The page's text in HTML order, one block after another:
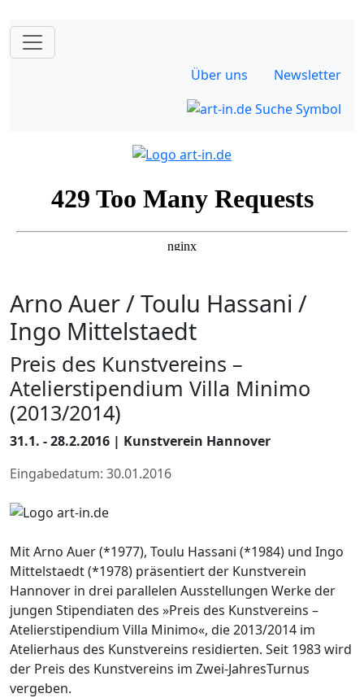
Über uns Newsletter
Arno Auer / Toulu Hassani /
Ingo Mittelstaedt
Preis des Kunstvereins –
Atelierstipendium Villa Minimo
(2013/2014)
31.1. - 28.2.2016 | Kunstverein Hannover
Eingabedatum: 30.01.2016
Mit Arno Auer (*1977), Toulu Hassani (*1984) und Ingo
Mittelstaedt (*1978) präsentiert der Kunstverein
Hannover in drei parallelen Ausstellungen Werke der
jungen Stipendiaten des »Preis des Kunstvereins –
Atelierstipendium Villa Minimo«, die 2013/2014 im
Atelierhaus des Kunstvereins residierten. Seit 1983 wird
der Preis des Kunstvereins im Zwei-JahresTurnus
vergeben.